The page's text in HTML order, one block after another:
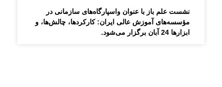
نشست علم باز با عنوان واسپارگاه‌های سازمانی در
مؤسسه‌های آموزش عالی ایران: کارکردها، چالش‌ها، و
ابزارها 24 آبان برگزار می‌شود.